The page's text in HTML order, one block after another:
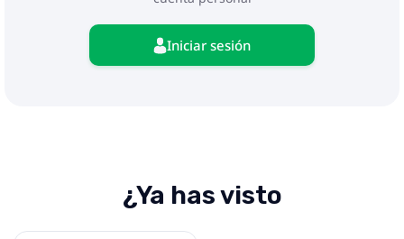
sobrecalentamiento e incendio.
Iniciar sesión
¿Ya has visto